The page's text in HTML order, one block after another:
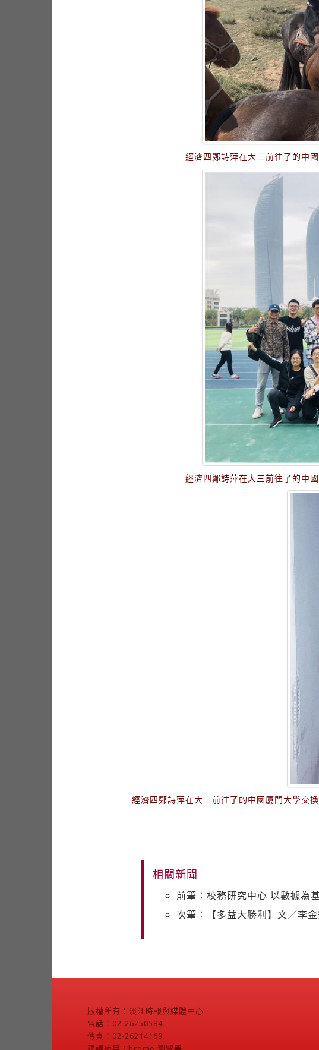
經濟四鄭詩萍在大三前往了的中
經濟四鄭詩萍在大三前往了的中
經濟四鄭詩萍在大三前往了的中國廈門大學交
相關新聞
前筆：校務研究中心 以數據為
次筆：【多益大勝利】文／李金
版權所有：淡江時報與媒體中心
電話：02-26250584
傳真：02-26214169